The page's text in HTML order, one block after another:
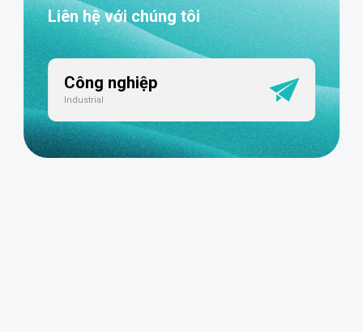
Liên hệ với chúng tôi
Công nghiệp
Industrial